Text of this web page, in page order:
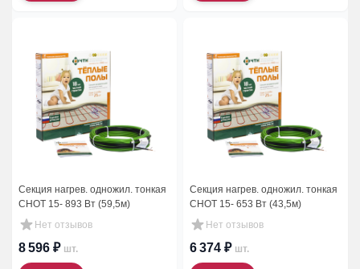
Секция нагрев. одножил. тонкая
СНОТ 15- 893 Вт (59,5м)
Нет отзывов
8 596 ₽ шт.
Секция нагрев. одножил. тонкая
СНОТ 15- 653 Вт (43,5м)
Нет отзывов
6 374 ₽ шт.